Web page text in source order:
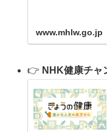
www.mhlw.go.jp
👉 NHK健康チャ